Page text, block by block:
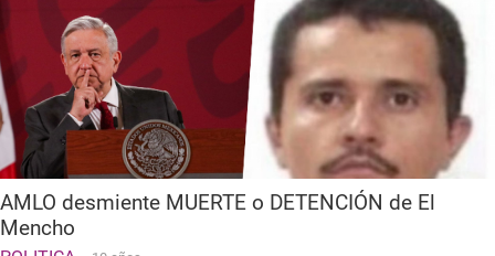
AMLO desmiente MUERTE o DETENCIÓN de El
Mencho